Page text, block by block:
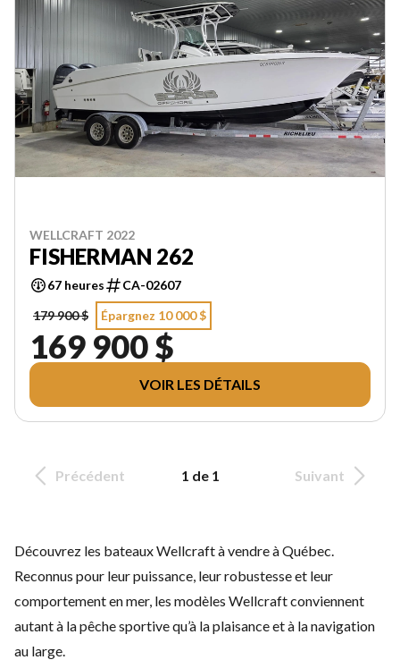
WELLCRAFT 2022
FISHERMAN 262
67 heures
CA-02607
179 900 $
Épargnez 10 000 $
169 900 $
VOIR LES DÉTAILS
Précédent 1 de 1 Suivant
Découvrez les bateaux Wellcraft à vendre à Québec.
Reconnus pour leur puissance, leur robustesse et leur
comportement en mer, les modèles Wellcraft conviennent
autant à la pêche sportive qu’à la plaisance et à la navigation
au large.